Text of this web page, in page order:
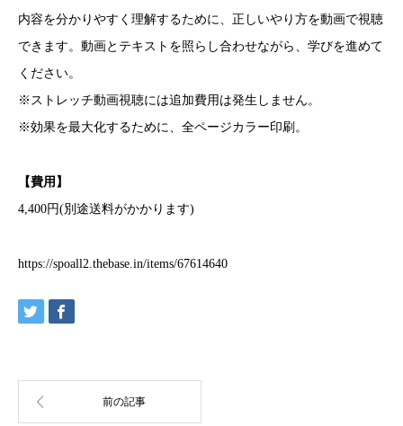
内容を分かりやすく理解するために、正しいやり方を動画で視聴
できます。動画とテキストを照らし合わせながら、学びを進めて
ください。
※ストレッチ動画視聴には追加費用は発生しません。
※効果を最大化するために、全ページカラー印刷。
【費用】
4,400円(別途送料がかかります)
https://spoall2.thebase.in/items/67614640